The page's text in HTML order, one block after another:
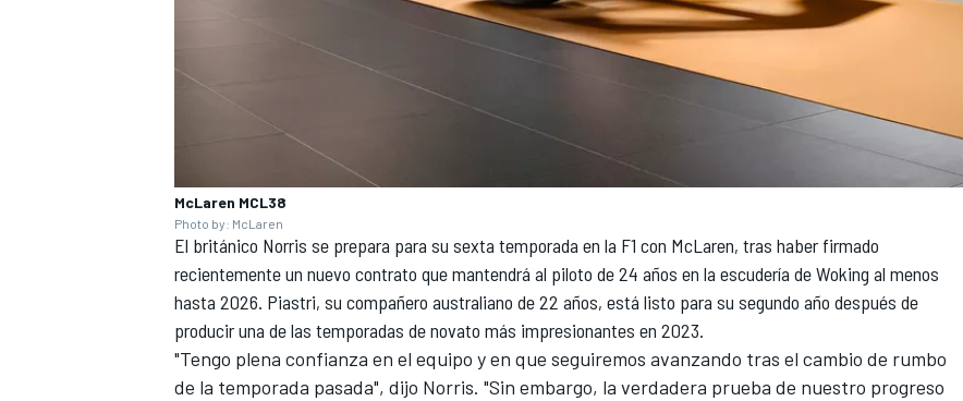
McLaren MCL38
Photo by: McLaren
El británico Norris se prepara para su sexta temporada en la F1 con McLaren, tras haber firmado
recientemente un nuevo contrato que mantendrá al piloto de 24 años en la escudería de Woking al menos
hasta 2026. Piastri, su compañero australiano de 22 años, está listo para su segundo año después de
producir una de las temporadas de novato más impresionantes en 2023.
"Tengo plena confianza en el equipo y en que seguiremos avanzando tras el cambio de rumbo
de la temporada pasada", dijo Norris. "Sin embargo, la verdadera prueba de nuestro progreso